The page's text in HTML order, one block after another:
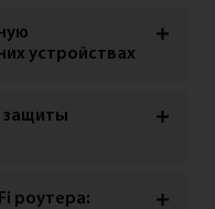
устройствах
защиты
роутера: